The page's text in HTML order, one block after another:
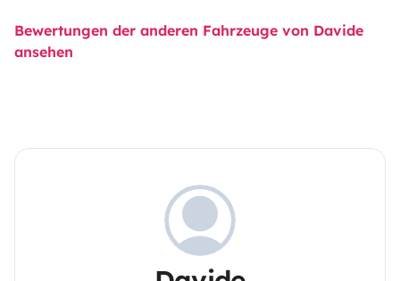
Bewertungen der anderen Fahrzeuge von Davide
ansehen